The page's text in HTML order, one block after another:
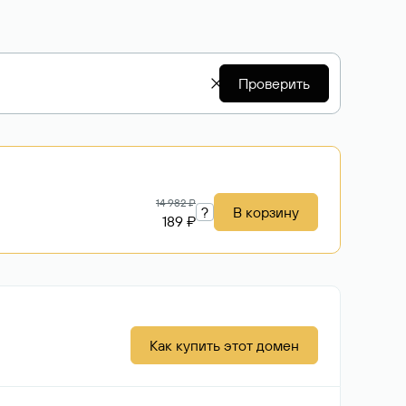
Проверить
14 982 ₽
189 ₽ ? В корзину
Как купить этот домен